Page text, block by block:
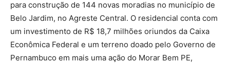
para construção de 144 novas moradias no município de
Belo Jardim, no Agreste Central. O residencial conta com
um investimento de R$ 18,7 milhões oriundos da Caixa
Econômica Federal e um terreno doado pelo Governo de
Pernambuco em mais uma ação do Morar Bem PE,